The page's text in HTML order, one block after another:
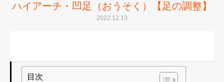
ハイアーチ・凹足（おうそく）【足の調整】
2022.12.13
目次